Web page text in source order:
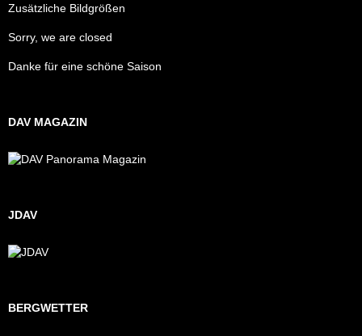
Zusätzliche Bildgrößen
Sorry, we are closed
Danke für eine schöne Saison
DAV MAGAZIN
JDAV
BERGWETTER